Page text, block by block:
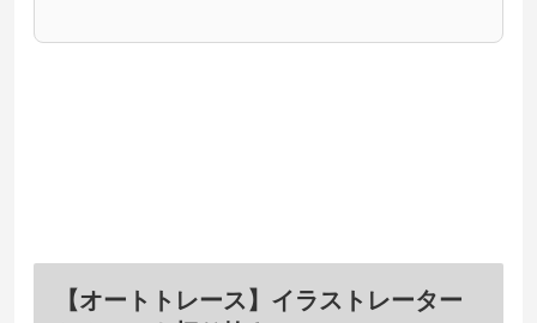
【オートトレース】イラストレーター